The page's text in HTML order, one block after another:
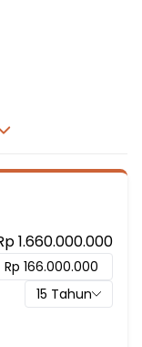
7 Bekasi
1.660.000.000
15 Tahun